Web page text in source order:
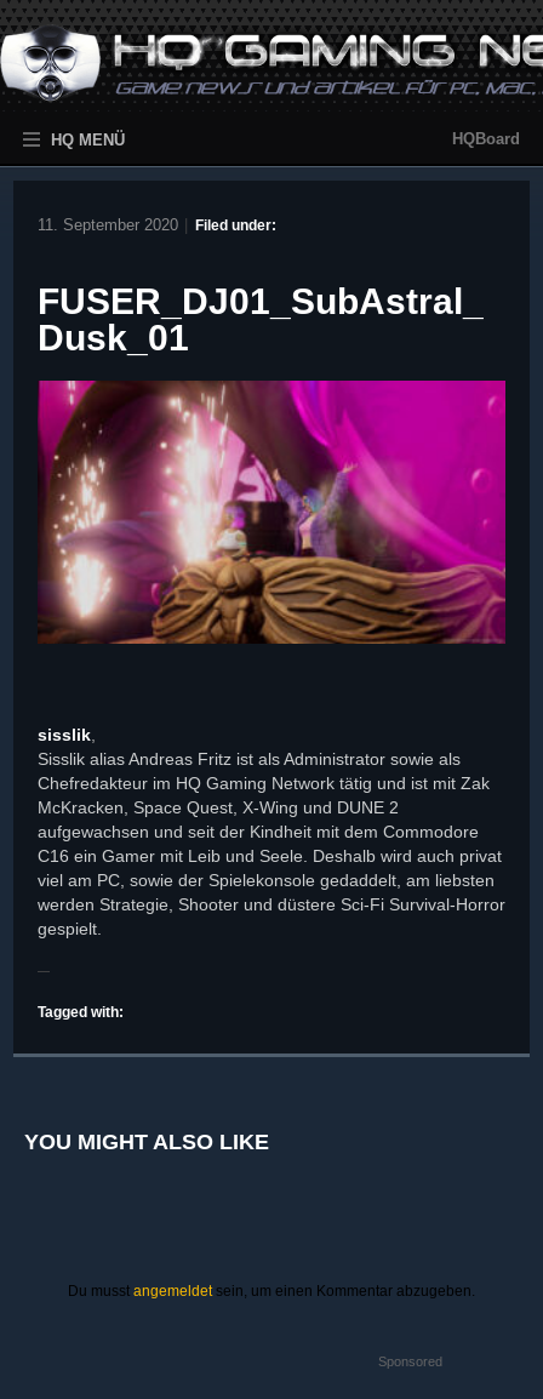
HQ MENÜ HQBoard
11. September 2020 Filed under:
FUSER_DJ01_SubAstral_
Dusk_01
sisslik,
Sisslik alias Andreas Fritz ist als Administrator sowie als
Chefredakteur im HQ Gaming Network tätig und ist mit Zak
McKracken, Space Quest, X-Wing und DUNE 2
aufgewachsen und seit der Kindheit mit dem Commodore
C16 ein Gamer mit Leib und Seele. Deshalb wird auch privat
viel am PC, sowie der Spielekonsole gedaddelt, am liebsten
werden Strategie, Shooter und düstere Sci-Fi Survival-Horror
gespielt.
Tagged with:
YOU MIGHT ALSO LIKE
Du musst angemeldetsein, um einen Kommentar abzugeben.
Sponsored